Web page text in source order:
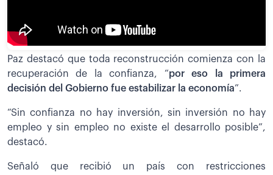
Paz destacó que toda reconstrucción comienza con la
recuperación de la confianza, “por eso la primera
decisión del Gobierno fue estabilizar la economía”.
“Sin confianza no hay inversión, sin inversión no hay
empleo y sin empleo no existe el desarrollo posible”,
destacó.
Señaló que recibió un país con restricciones